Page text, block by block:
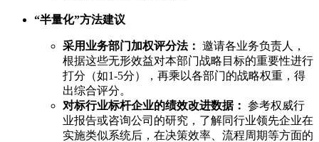
“半量化”方法建议
采用业务部门加权评分法： 邀请各业务负责人，
根据这些无形效益对本部门战略目标的重要性进行
打分（如1-5分），再乘以各部门的战略权重，得
出综合评分。
对标行业标杆企业的绩效改进数据： 参考权威行
业报告或咨询公司的研究，了解同行业领先企业在
实施类似系统后，在决策效率、流程周期等方面的